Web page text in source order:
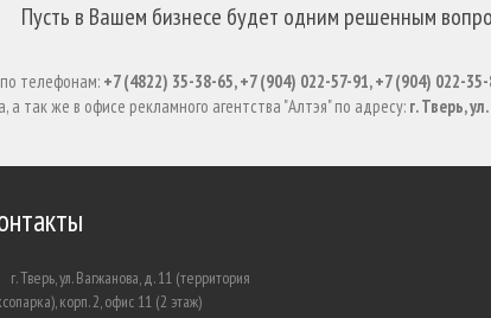
Пусть в Вашем бизнесе будет одним решенным
телефонам: +7 (4822) 35-38-65, +7 (904) 022-57-91, +7 (904) 022-
так же в офисе рекламного агентства "Алтэя" по адресу: г. Тверь,
г. Тверь, ул. Вагжанова, д. 11 (территория
корп. 2, офис 11 (2 этаж)